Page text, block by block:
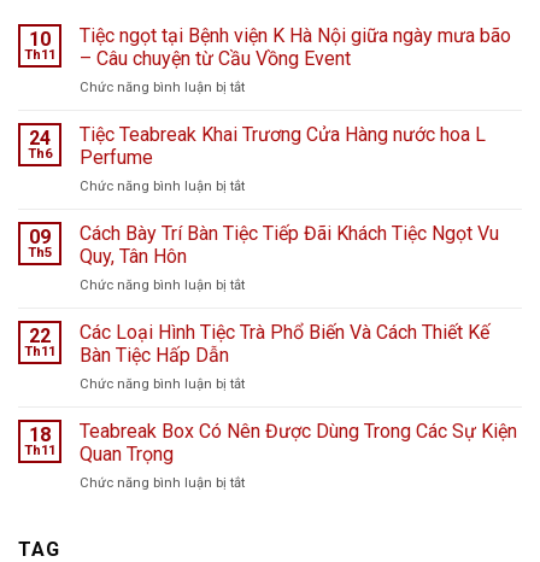
10
Th11
Tiệc ngọt tại Bệnh viện K Hà Nội giữa ngày mưa bão
– Câu chuyện từ Cầu Vồng Event
Chức năng bình luận bị tắtở
ngọt
viện
Hà
ngày
bão
chuyện
Cầu
24
Th6
Tiệc Teabreak Khai Trương Cửa Hàng nước hoa L
Perfume
Chức năng bình luận bị tắtở
Teabreak
Khai
Cửa
nước
Perfume
09
Th5
Cách Bày Trí Bàn Tiệc Tiếp Đãi Khách Tiệc Ngọt Vu
Quy, Tân Hôn
Chức năng bình luận bị tắtở
Bày
Tiệc
Đãi
Ngọt
22
Th11
Các Loại Hình Tiệc Trà Phổ Biến Và Cách Thiết Kế
Bàn Tiệc Hấp Dẫn
Chức năng bình luận bị tắtở
Loại
Trà
18
Th11
Teabreak Box Có Nên Được Dùng Trong Các Sự Kiện
Quan Trọng
Chức năng bình luận bị tắtở
TAG